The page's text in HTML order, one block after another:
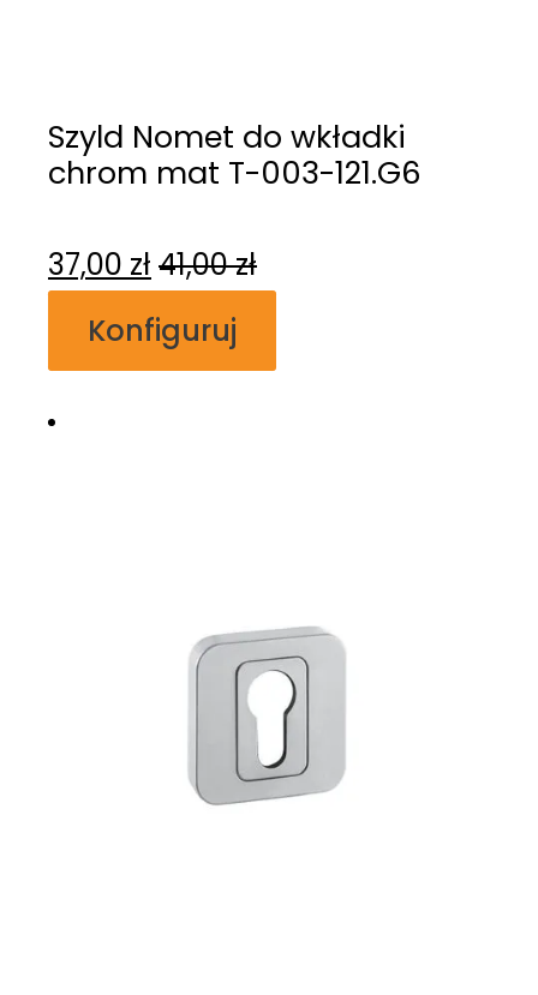
Szyld Nomet do wkładki
chrom mat T-003-121.G6
37,00 zł 41,00zł
Konfiguruj